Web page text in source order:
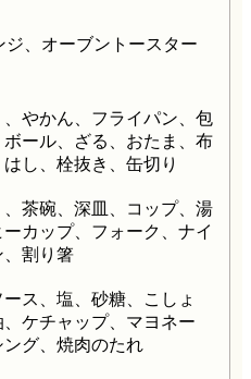
ジ、オーブントースター
やかん、フライパン、包
ール、ざる、おたま、布
し、栓抜き、缶切り
、茶碗、深皿、コップ、湯
カップ、フォーク、ナイ
、割り箸
ス、塩、砂糖、こしょ
、ケチャップ、マヨネー
ング、焼肉のたれ